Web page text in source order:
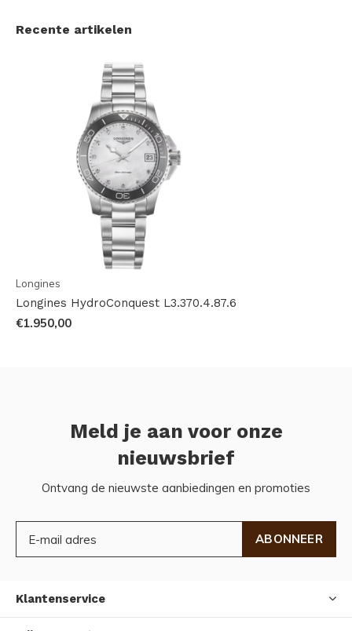
Recente artikelen
Longines
Longines HydroConquest L3.370.4.87.6
€1.950,00
Meld je aan voor onze
nieuwsbrief
Ontvang de nieuwste aanbiedingen en promoties
ABONNEER
Klantenservice